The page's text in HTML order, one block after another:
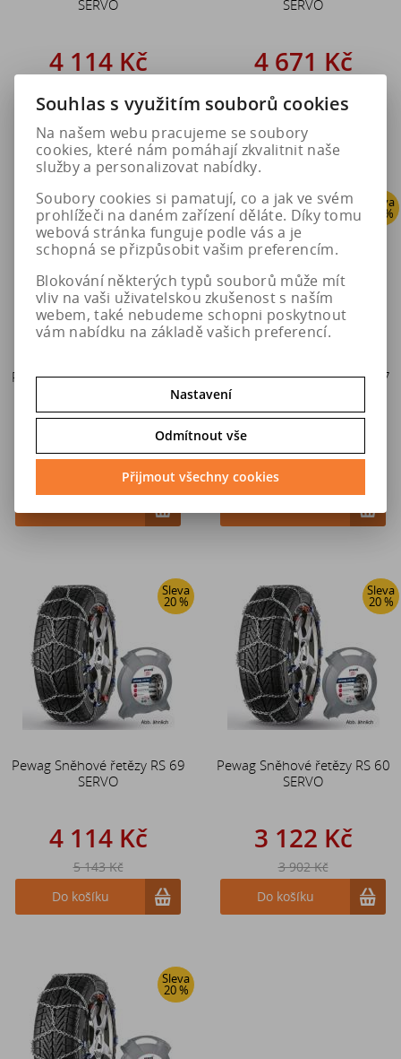
SERVO
4 114 Kč
SERVO
4 671 Kč
Sleva
20 %
Pewag Sněhové řetězy RS 68
4 114 Kč
5 143 Kč
Sleva
20 %
Pewag Sněhové řetězy RS 67
4 114 Kč
5 143 Kč
Sleva
20 %
Pewag Sněhové řetězy RS 69
SERVO
4 114 Kč
5 143 Kč
Do košíku
Sleva
20 %
Pewag Sněhové řetězy RS 60
SERVO
3 122 Kč
3 902 Kč
Do košíku
Sleva
20 %
Souhlas s využitím souborů cookies
Na našem webu pracujeme se soubory
cookies, které nám pomáhají zkvalitnit naše
služby a personalizovat nabídky.
Soubory cookies si pamatují, co a jak ve svém
prohlížeči na daném zařízení děláte. Díky tomu
webová stránka funguje podle vás a je
schopná se přizpůsobit vašim preferencím.
Blokování některých typů souborů může mít
vliv na vaši uživatelskou zkušenost s naším
webem, také nebudeme schopni poskytnout
vám nabídku na základě vašich preferencí.
Nastavení
Odmítnout vše
Přijmout všechny cookies